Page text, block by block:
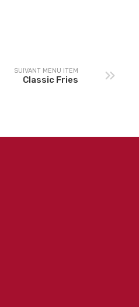
SUIVANT MENU ITEM
Classic Fries